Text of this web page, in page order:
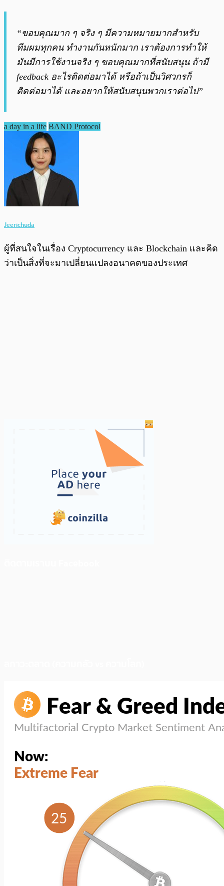
“ขอบคุณมาก ๆ จริง ๆ มีความหมายมากสำหรับ
ทีมผมทุกคน ทำงานกันหนักมาก เราต้องการทำให้
มันมีการใช้งานจริง ๆ ขอบคุณมากที่สนับสนุน ถ้ามี
feedback อะไรติดต่อมาได้ หรือถ้าเป็นวิศวกรก็
ติดต่อมาได้ และอยากให้สนับสนุนพวกเราต่อไป”
a day in a life BAND Protocol
Jeerichuda
ผู้ที่สนใจในเรื่อง Cryptocurrency และ Blockchain และคิด
ว่าเป็นสิ่งที่จะมาเปลี่ยนแปลงอนาคตของประเทศ